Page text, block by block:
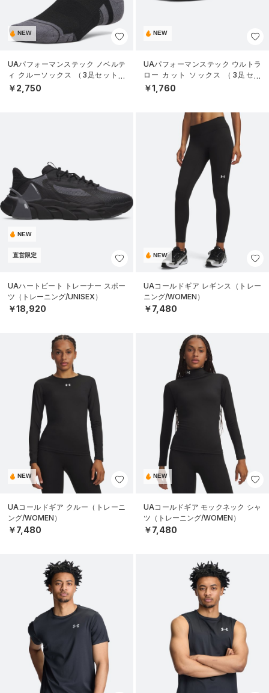
NEW
UAパフォーマンステック ノベルテ
ィ クルーソックス （3足セット）
（トレーニング/UNISEX）
￥2,750
NEW
UAパフォーマンステック ウルトラ
ロー カット ソックス （3足セッ
ト）（トレーニング/UNISEX）
￥1,760
NEW
直営限定
UAハートビート トレーナー スポー
ツ（トレーニング/UNISEX）
￥18,920
NEW
UAコールドギア レギンス（トレー
ニング/WOMEN）
￥7,480
NEW
UAコールドギア クルー（トレーニ
ング/WOMEN）
￥7,480
NEW
UAコールドギア モックネック シャ
ツ（トレーニング/WOMEN）
￥7,480